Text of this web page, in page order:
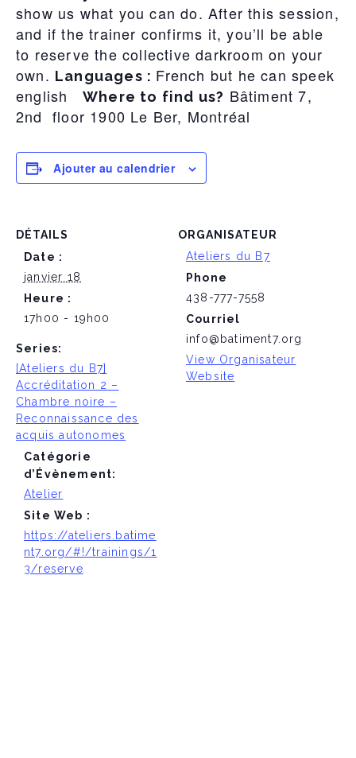
show us what you can do. After this session,
and if the trainer confirms it, you’ll be able
to reserve the collective darkroom on your
own. Languages : French but he can speek
english
Where to find us? Bâtiment 7,
2nd floor 1900 Le Ber, Montréal
Ajouter au calendrier
DÉTAILS
Date :
janvier 18
Heure :
17h00 - 19h00
Series:
[Ateliers du B7]
Accréditation 2 –
Chambre noire –
Reconnaissance des
acquis autonomes
Catégorie
d’Évènement:
Atelier
Site Web :
https://ateliers.batime
nt7.org/#!/trainings/1
3/reserve
ORGANISATEUR
Ateliers du B7
Phone
438-777-7558
Courriel
info@batiment7.org
View Organisateur
Website